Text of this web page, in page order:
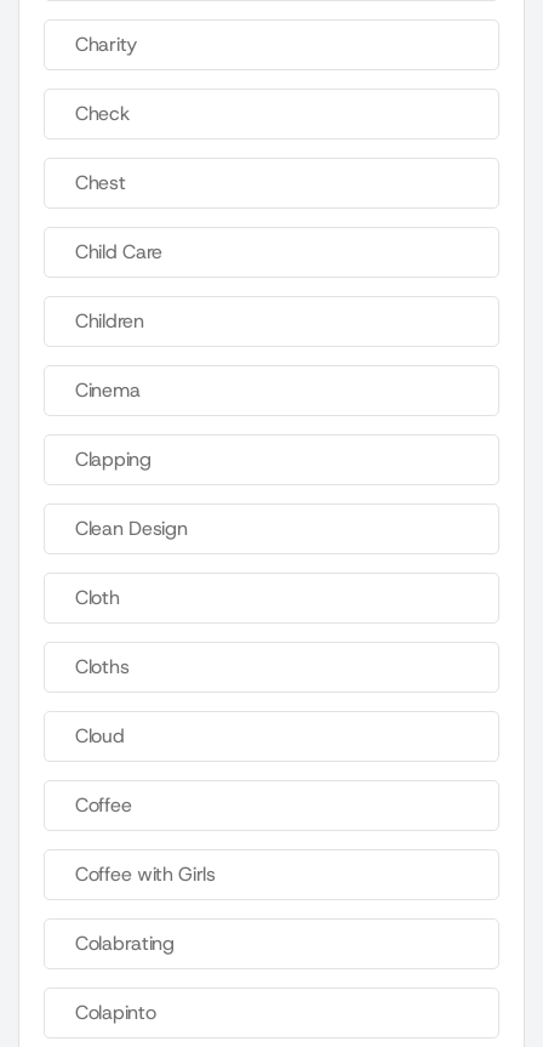
Charity
Check
Chest
Child Care
Children
Cinema
Clapping
Clean Design
Cloth
Cloths
Cloud
Coffee
Coffee with Girls
Colabrating
Colapinto